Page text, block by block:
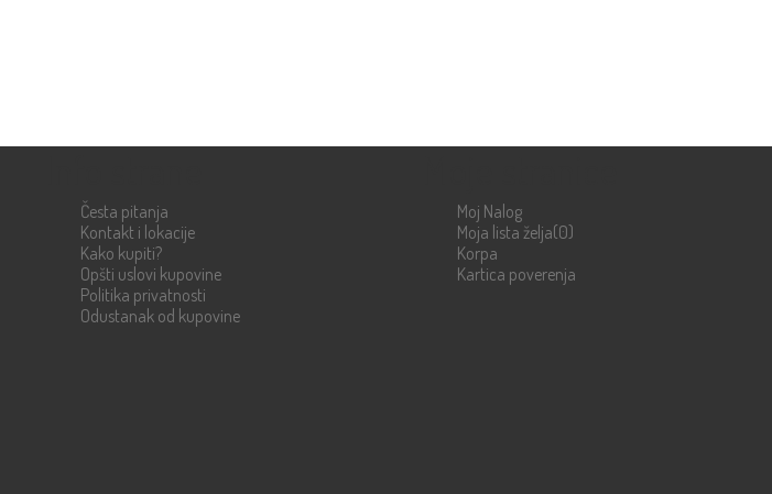
Česta pitanja
Kontakt i lokacije
Kako kupiti?
Opšti uslovi kupovine
Politika privatnosti
Odustanak od kupovine
Moj Nalog
Moja lista želja(0)
Korpa
Kartica poverenja